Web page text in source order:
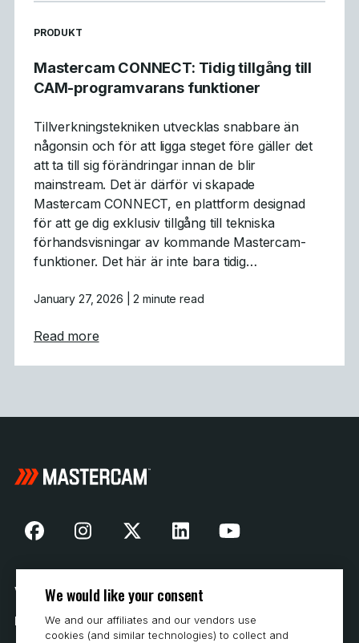
READ MORE ARTICLES ABOUT
PRODUKT
Mastercam CONNECT: Tidig tillgång till
CAM-programvarans funktioner
Tillverkningstekniken utvecklas snabbare än
någonsin och för att ligga steget före gäller det
att ta till sig förändringar innan de blir
mainstream. Det är därför vi skapade
Mastercam CONNECT, en plattform designad
för att ge dig exklusiv tillgång till tekniska
förhandsvisningar av kommande Mastercam-
funktioner. Det här är inte bara tidig…
January 27, 2026 | 2 minute read
Read moreabout Mastercam CONNECT: Tidig
Vår historia
Hur man köper
We would like your consent
We and our affiliates and our vendors use
cookies (and similar technologies) to collect and